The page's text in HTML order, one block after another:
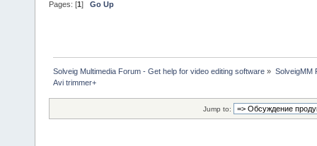
Pages: [1] Go Up
Solveig Multimedia Forum - Get help for video editing software » SolveigMM
Avi trimmer+
Jump to: